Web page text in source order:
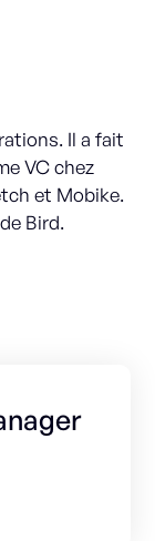
Il a fait
VC chez
et Mobike.
Bird.